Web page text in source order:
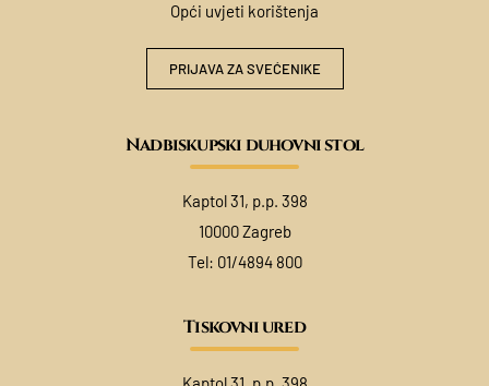
Opći uvjeti korištenja
PRIJAVA ZA SVEĆENIKE
Nadbiskupski duhovni stol
Kaptol 31, p.p. 398
10000 Zagreb
Tel: 01/4894 800
Tiskovni ured